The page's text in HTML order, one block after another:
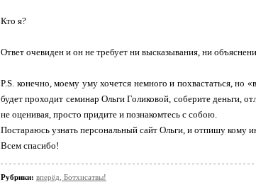
Кто я?
Ответ очевиден и он не требует ни высказывания, ни
P.S. конечно, моему уму хочется немного и похвастаться, но
будет проходит семинар Ольги Голиковой, соберите деньги,
не оценивая, просто придите и познакомтесь с собою.
Постараюсь узнать персональный сайт Ольги, и отпишу кому
Всем спасибо!
Рубрики: вперёд, Ботхисатвы!